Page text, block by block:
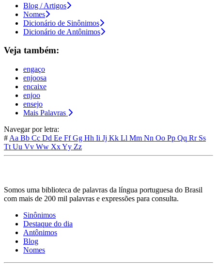
Blog / Artigos
Nomes
Dicionário de Sinônimos
Dicionário de Antônimos
Veja também:
engaço
enjoosa
encaixe
enjoo
ensejo
Mais Palavras
Navegar por letra:
# Aa Bb Cc Dd Ee FfGg Hh Ii Jj Kk Ll Mm Nn Oo Pp Qq Rr Ss
Tt Uu Vv Ww XxYy Zz
Somos uma biblioteca de palavras da língua portuguesa do Brasil
com mais de 200 mil palavras e expressões para consulta.
Sinônimos
Destaque do dia
Antônimos
Blog
Nomes